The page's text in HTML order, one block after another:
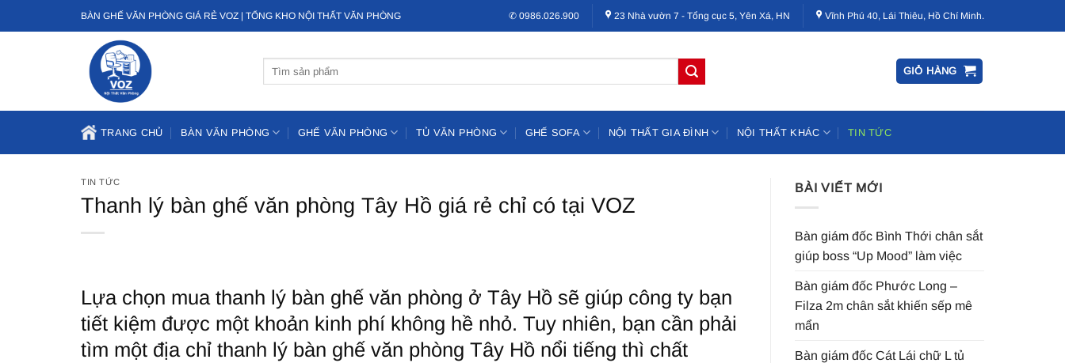
qua
BÀN GHẾ VĂN PHÒNG GIÁ RẺ VOZ | TỔNG KHO NỘI THẤT VĂN PHÒNG ✆ 0986.026.900 23 Nhà vườn 7 - Tổng cục 5, Yên Xá, HN Vĩnh Phú 40, Lái Thiêu, Hồ Chí Minh.
GIỎ HÀNG
TRANG CHỦ BÀN VĂN PHÒNG GHẾ VĂN PHÒNG TỦ VĂN PHÒNG GHẾ SOFA NỘI THẤT GIA ĐÌNH NỘI THẤT KHÁC TIN TỨC
TIN TỨC
Thanh lý bàn ghế văn phòng Tây Hồ giá rẻ chỉ có tại VOZ
Lựa chọn mua thanh lý bàn ghế văn phòng ở Tây Hồ sẽ giúp công ty bạn
tiết kiệm được một khoản kinh phí không hề nhỏ. Tuy nhiên, bạn cần phải
tìm một địa chỉ thanh lý bàn ghế văn phòng Tây Hồ nổi tiếng thì chất
BÀI VIẾT MỚI
Bàn giám đốc Bình Thới chân sắt
giúp boss “Up Mood” làm việc
Bàn giám đốc Phước Long –
Filza 2m chân sắt khiến sếp mê
mẩn
Bàn giám đốc Cát Lái chữ L tủ